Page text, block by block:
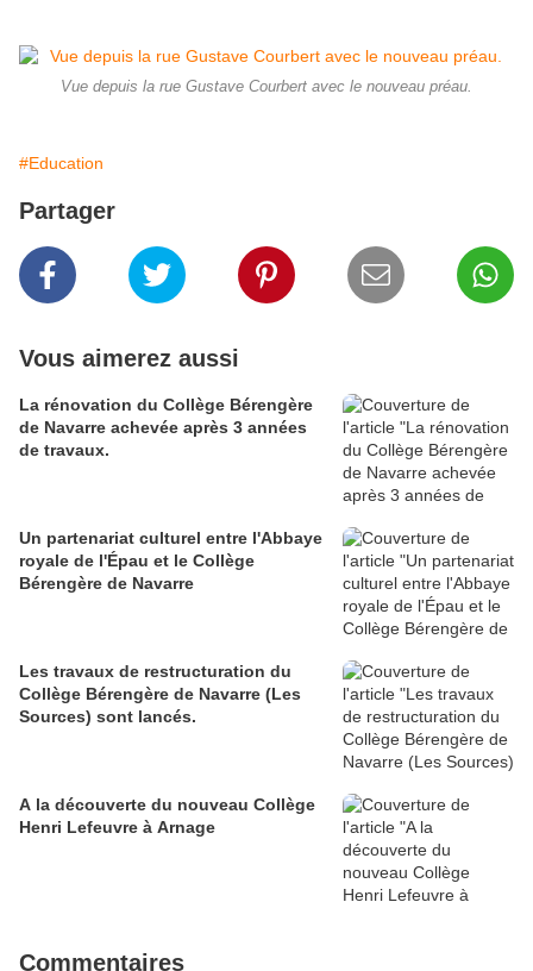
Vue depuis la rue Gustave Courbert avec le nouveau préau.
#Education
Partager
Vous aimerez aussi
La rénovation du Collège Bérengère
de Navarre achevée après 3 années
de travaux.
Un partenariat culturel entre l'Abbaye
royale de l'Épau et le Collège
Bérengère de Navarre
Les travaux de restructuration du
Collège Bérengère de Navarre (Les
Sources) sont lancés.
A la découverte du nouveau Collège
Henri Lefeuvre à Arnage
Commentaires